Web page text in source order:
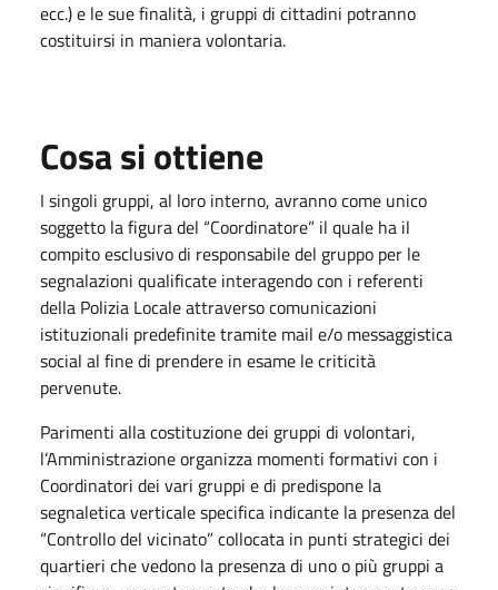
ecc.) e le sue finalità, i gruppi di cittadini potranno
costituirsi in maniera volontaria.
Cosa si ottiene
I singoli gruppi, al loro interno, avranno come unico
soggetto la figura del “Coordinatore” il quale ha il
compito esclusivo di responsabile del gruppo per le
segnalazioni qualificate interagendo con i referenti
della Polizia Locale attraverso comunicazioni
istituzionali predefinite tramite mail e/o messaggistica
social al fine di prendere in esame le criticità
pervenute.
Parimenti alla costituzione dei gruppi di volontari,
l’Amministrazione organizza momenti formativi con i
Coordinatori dei vari gruppi e di predispone la
segnaletica verticale specifica indicante la presenza del
“Controllo del vicinato” collocata in punti strategici dei
quartieri che vedono la presenza di uno o più gruppi a